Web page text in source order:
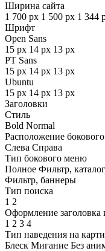
Ширина сайта
1 700 px 1 500 px 1 344
Шрифт
Open Sans
15 px 14 px 13 px
PT Sans
15 px 14 px 13 px
Ubuntu
15 px 14 px 13 px
Заголовки
Стиль
Bold Normal
Расположение
Слева Справа
Тип бокового меню
Полное Фильтр,
Фильтр, баннеры
Тип поиска
1 2
Оформление
1 2 3 4
Тип наведения на
Блеск Мигание Без